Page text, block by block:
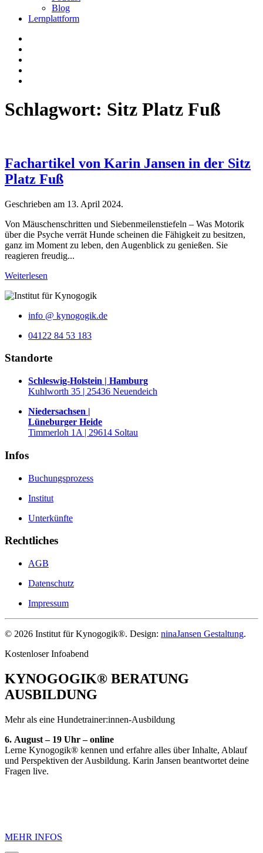
Blog
Lernplattform
Schlagwort: Sitz Platz Fuß
Fachartikel von Karin Jansen in der Sitz
Platz Fuß
Geschrieben am 13. April 2024.
Von Mäuschenschritten und Siebenmeilenstiefeln – Was Motorik
über die Psyche verrät Hunde scheinen die Fähigkeit zu besitzen,
ganz im Moment zu leben, den Augenblick zu genießen. Sie
reagieren freudig...
Weiterlesen
info @ kynogogik.de
04122 84 53 183
Standorte
Schleswig-Holstein | Hamburg
Kuhlworth 35 | 25436 Neuendeich
Niedersachsen |
Lüneburger Heide
Timmerloh 1A | 29614 Soltau
Infos
Buchungsprozess
Institut
Unterkünfte
Rechtliches
AGB
Datenschutz
Impressum
© 2026 Institut für Kynogogik®. Design: ninaJansen Gestaltung.
Kostenloser Infoabend
KYNOGOGIK® BERATUNG
AUSBILDUNG
Mehr als eine Hundetrainer:innen-Ausbildung
6. August – 19 Uhr – online
Lerne Kynogogik® kennen und erfahre alles über Inhalte, Ablauf
und Perspektiven der Ausbildung. Karin Jansen beantwortet deine
Fragen live.
MEHR INFOS